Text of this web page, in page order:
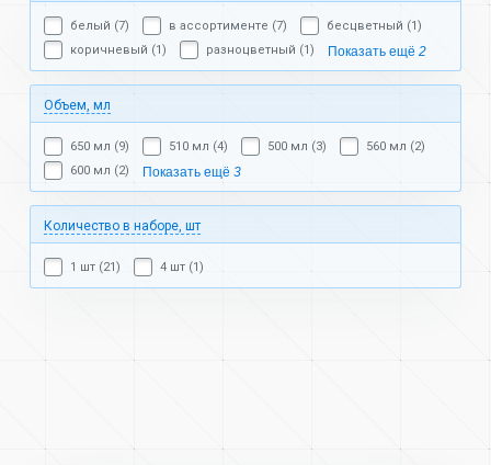
белый (7) в ассортименте (7)
бесцветный (1)
коричневый (1)
разноцветный (1) Показать ещё 2
Объем, мл
650 мл (9) 510 мл (4) 500 мл (3)
560 мл (2)
600 мл (2)
Показать ещё 3
Количество в наборе, шт
1 шт (21) 4 шт (1)